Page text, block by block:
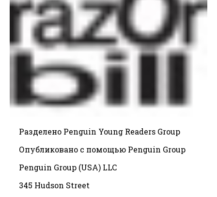
Разделено Penguin Young Readers Group
Опубликовано с помощью Penguin Group
Penguin Group (USA) LLC
345 Hudson Street